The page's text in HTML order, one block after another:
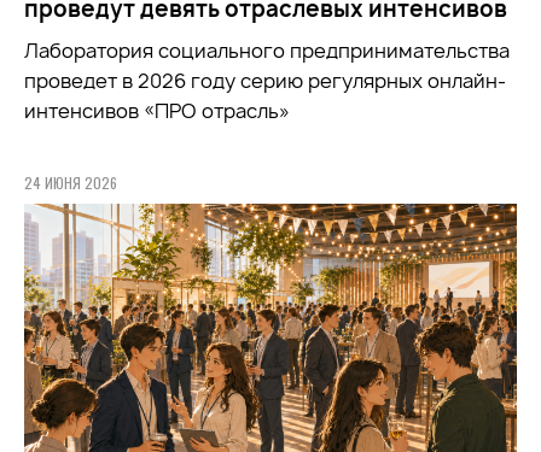
проведут девять отраслевых интенсивов
Лаборатория социального предпринимательства
проведет в 2026 году серию регулярных онлайн-
интенсивов «ПРО отрасль»
24 ИЮНЯ 2026